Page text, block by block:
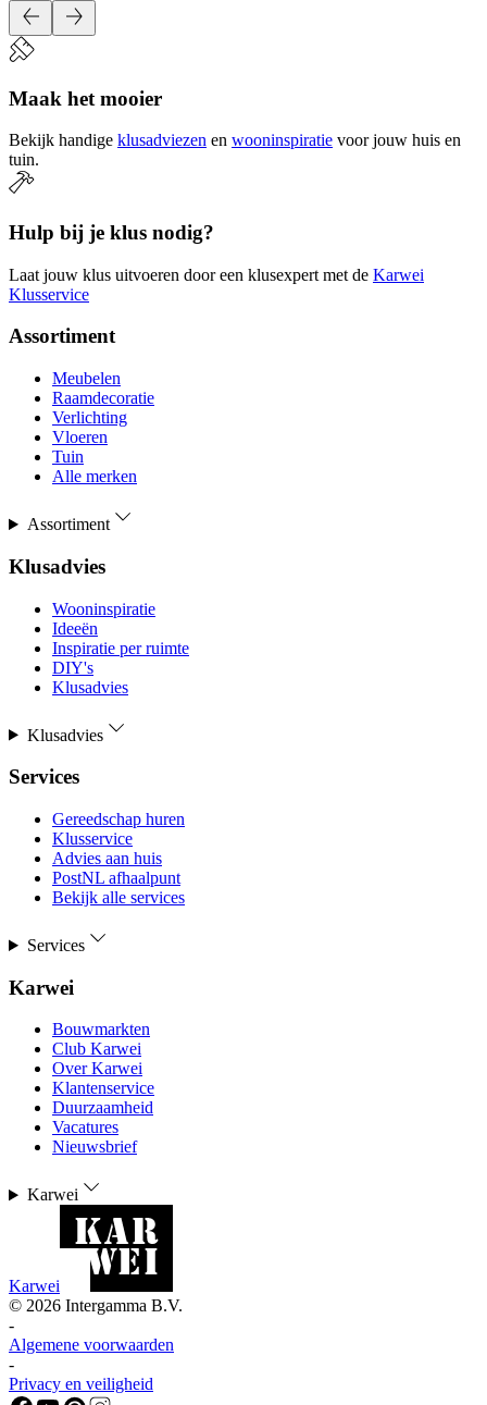
Maak het mooier
Bekijk handige klusadviezen en wooninspiratie voor jouw huis en
tuin.
Hulp bij je klus nodig?
Laat jouw klus uitvoeren door een klusexpert met de Karwei
Klusservice
Assortiment
Meubelen
Raamdecoratie
Verlichting
Vloeren
Tuin
Alle merken
Assortiment
Klusadvies
Wooninspiratie
Ideeën
Inspiratie per ruimte
DIY's
Klusadvies
Klusadvies
Services
Gereedschap huren
Klusservice
Advies aan huis
PostNL afhaalpunt
Bekijk alle services
Services
Karwei
Bouwmarkten
Club Karwei
Over Karwei
Klantenservice
Duurzaamheid
Vacatures
Nieuwsbrief
Karwei
Karwei
© 2026 Intergamma B.V.
-
Algemene voorwaarden
-
Privacy en veiligheid